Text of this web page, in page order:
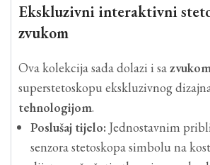
Ekskluzivni interaktivni
zvukom
Ova kolekcija sada dolazi i sazvukom
superstetoskopu ekskluzivnog
tehnologijom.
Poslušaj tijelo: Jednostavnim
senzora stetoskopa simbolu na